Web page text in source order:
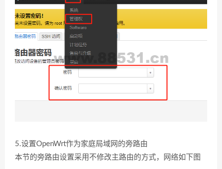
5.设置OpenWrt作为家庭局域网的旁路由
本节的旁路由设置采用不修改主路由的方式，网络如下图